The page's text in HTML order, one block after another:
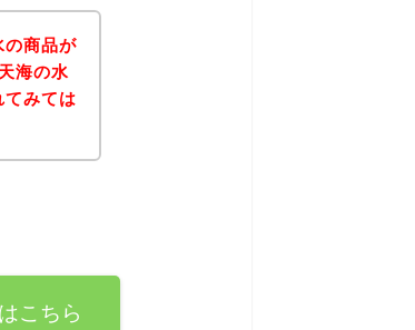
の商品が
海の水
てみては
こちら